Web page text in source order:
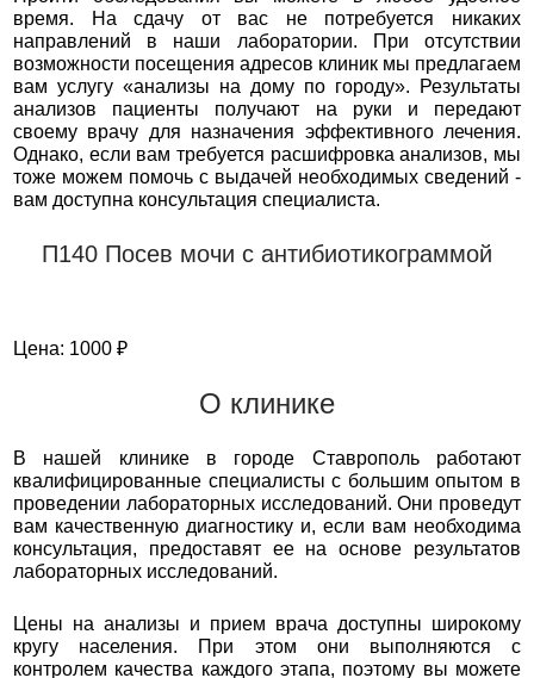
время. На сдачу от вас не потребуется никаких
направлений в наши лаборатории. При отсутствии
возможности посещения адресов клиник мы предлагаем
вам услугу «анализы на дому по городу». Результаты
анализов пациенты получают на руки и передают
своему врачу для назначения эффективного лечения.
Однако, если вам требуется расшифровка анализов, мы
тоже можем помочь с выдачей необходимых сведений -
вам доступна консультация специалиста.
П140 Посев мочи с антибиотикограммой
Цена: 1000 ₽
О клинике
В нашей клинике в городе Ставрополь работают
квалифицированные специалисты с большим опытом в
проведении лабораторных исследований. Они проведут
вам качественную диагностику и, если вам необходима
консультация, предоставят ее на основе результатов
лабораторных исследований.
Цены на анализы и прием врача доступны широкому
кругу населения. При этом они выполняются с
контролем качества каждого этапа, поэтому вы можете